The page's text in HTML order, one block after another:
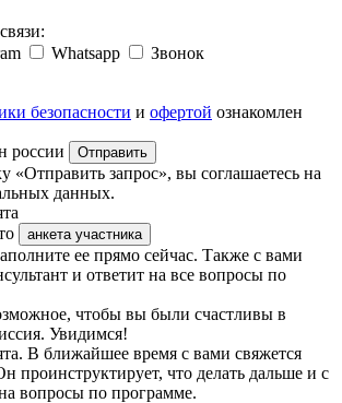
Whatsapp Звонок
безопасности и офертой ознакомлен
россии Отправить
«Отправить запрос», вы соглашаетесь на
данных.
анкета участника
ее прямо сейчас. Также с вами
и ответит на все вопросы по
чтобы вы были счастливы в
Увидимся!
В ближайшее время с вами свяжется
проинструктирует, что делать дальше и с
вопросы по программе.